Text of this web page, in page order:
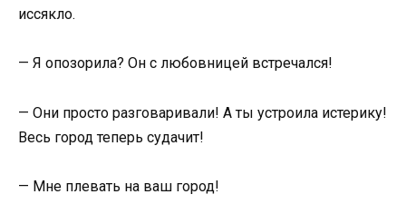
иссякло.
— Я опозорила? Он с любовницей встречался!
— Они просто разговаривали! А ты устроила истерику!
Весь город теперь судачит!
— Мне плевать на ваш город!